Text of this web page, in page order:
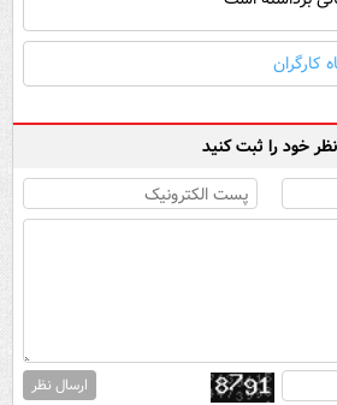
کارگران
نظر خود را ثبت کنید
ارسال نظر